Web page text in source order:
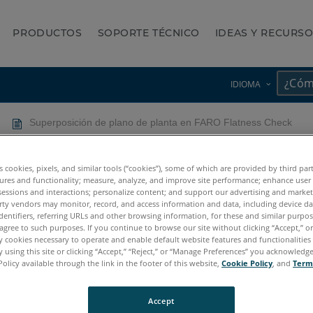
PRODUCTOS SOPORTE TÉCNICO IDEAS Y
IDIOMA
Superposición de plano de planta en FARO Flatness Check
en FARO Flatness
cookies, pixels, and similar tools (“cookies”), some of which are provided by third
and functionality; measure, analyze, and improve site performance; enhance user
and interactions; personalize content; and support our advertising and
vendors may monitor, record, and access information and data, including device
referring URLs and other browsing information, for these and similar
to such purposes. If you continue to browse our site without clicking “Accept,”
cookies necessary to operate and enable default website features and
using this site or clicking “Accept,” “Reject,” or “Manage Preferences” you
available through the link in the footer of this website, Cookie Policy, and
Accept